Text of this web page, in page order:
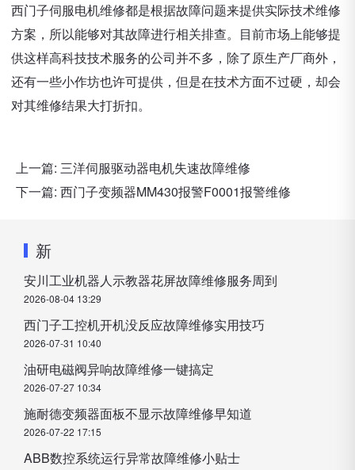
西门子伺服电机维修都是根据故障问题来提供实际技术维修
方案，所以能够对其故障进行相关排查。目前市场上能够提
供这样高科技技术服务的公司并不多，除了原生产厂商外，
还有一些小作坊也许可提供，但是在技术方面不过硬，却会
对其维修结果大打折扣。
上一篇: 三洋伺服驱动器电机失速故障维修
下一篇: 西门子变频器MM430报警F0001报警维修
新
安川工业机器人示教器花屏故障维修服务周到
2026-08-04 13:29
西门子工控机开机没反应故障维修实用技巧
2026-07-31 10:40
油研电磁阀异响故障维修一键搞定
2026-07-27 10:34
施耐德变频器面板不显示故障维修早知道
2026-07-22 17:15
ABB数控系统运行异常故障维修小贴士